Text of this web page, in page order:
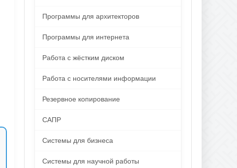
Программы для архитекторов
Программы для интернета
Работа с жёстким диском
Работа с носителями информации
Резервное копирование
САПР
Системы для бизнеса
Системы для научной работы